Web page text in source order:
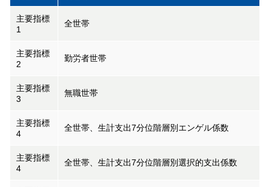
主要指標
1
全世帯
主要指標
2
勤労者世帯
主要指標
3
無職世帯
主要指標
4
全世帯、生計支出7分位階層別エンゲル係数
主要指標
4
全世帯、生計支出7分位階層別選択的支出係数